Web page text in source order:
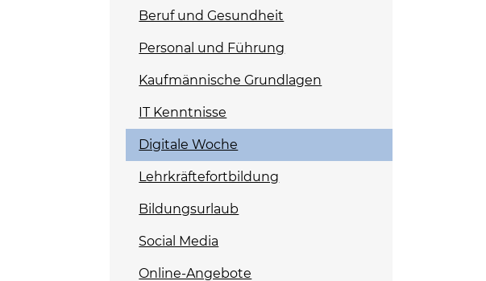
Beruf und Gesundheit
Personal und Führung
Kaufmännische Grundlagen
IT Kenntnisse
Digitale Woche
Lehrkräftefortbildung
Bildungsurlaub
Social Media
Online-Angebote